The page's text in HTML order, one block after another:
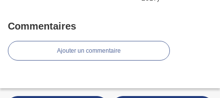
Commentaires
Ajouter un commentaire